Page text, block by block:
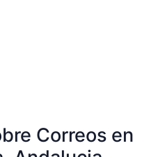
Correos en